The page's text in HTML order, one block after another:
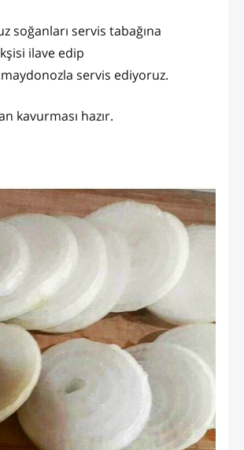
soğanları servis tabağına
ilave edip
servis ediyoruz.
kavurması hazır.